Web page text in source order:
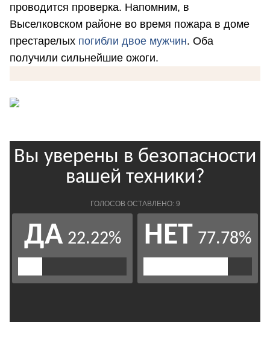
проводится проверка. Напомним, в
Выселковском районе во время пожара в доме
престарелых погибли двое мужчин. Оба
получили сильнейшие ожоги.